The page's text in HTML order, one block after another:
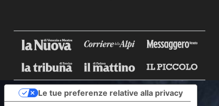
Le tue preferenze relative alla privacy